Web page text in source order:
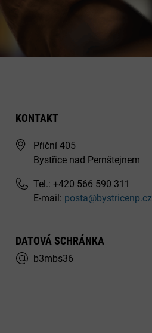
KONTAKT
Příční 405
Bystřice nad Pernštejnem
Tel.: +420 566 590 311
E-mail: posta@bystricenp.cz
DATOVÁ SCHRÁNKA
b3mbs36